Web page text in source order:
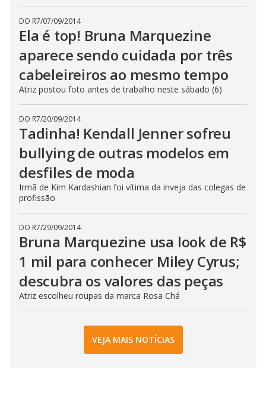
DO R7/07/09/2014
Ela é top! Bruna Marquezine
aparece sendo cuidada por três
cabeleireiros ao mesmo tempo
Atriz postou foto antes de trabalho neste sábado (6)
DO R7/20/09/2014
Tadinha! Kendall Jenner sofreu
bullying de outras modelos em
desfiles de moda
Irmã de Kim Kardashian foi vítima da inveja das colegas de
profissão
DO R7/29/09/2014
Bruna Marquezine usa look de R$
1 mil para conhecer Miley Cyrus;
descubra os valores das peças
Atriz escolheu roupas da marca Rosa Chá
VEJA MAIS NOTÍCIAS